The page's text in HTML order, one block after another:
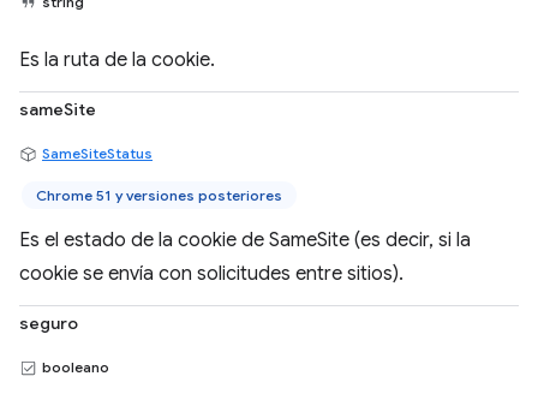
Es la ruta de la cookie.
sameSite
SameSiteStatus
Chrome 51 y versiones posteriores
Es el estado de la cookie de SameSite (es decir, si la
cookie se envía con solicitudes entre sitios).
seguro
booleano